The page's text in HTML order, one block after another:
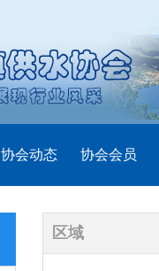
协会动态 协会会员
区域